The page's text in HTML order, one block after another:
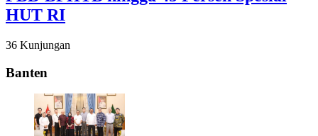
HUT RI
36 Kunjungan
Banten